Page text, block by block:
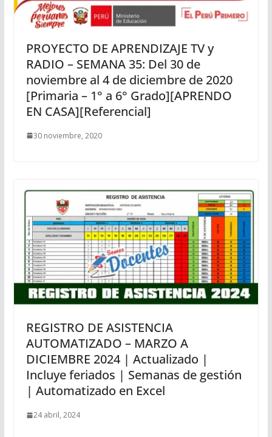
PROYECTO DE APRENDIZAJE TV y
RADIO – SEMANA 35: Del 30 de
noviembre al 4 de diciembre de 2020
[Primaria – 1° a 6° Grado][APRENDO
EN CASA][Referencial]
30 noviembre, 2020
REGISTRO DE ASISTENCIA
AUTOMATIZADO – MARZO A
DICIEMBRE 2024 | Actualizado |
Incluye feriados | Semanas de gestión
| Automatizado en Excel
24 abril, 2024